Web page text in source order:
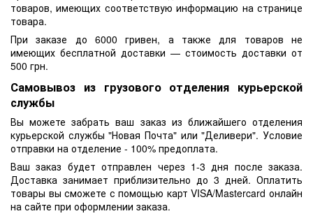
товаров, имеющих соответствую информацию на странице
товара.
При заказе до 6000 гривен, а также для товаров не
имеющих бесплатной доставки — стоимость доставки от
500 грн.
Самовывоз из грузового отделения курьерской
службы
Вы можете забрать ваш заказ из ближайшего отделения
курьерской службы "Новая Почта" или "Деливери". Условие
отправки на отделение - 100% предоплата.
Ваш заказ будет отправлен через 1-3 дня после заказа.
Доставка занимает приблизительно до 3 дней. Оплатить
товары вы сможете с помощью карт VISA/Mastercard онлайн
на сайте при оформлении заказа.